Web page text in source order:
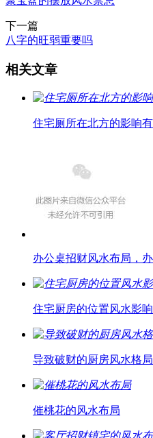
下一篇
八字的旺弱重要吗
相关文章
住宅厕所在北方的影响
办公桌招财风水布局，
住宅厨房的位置风水影响
导致破财的厨房风水格局
催桃花的风水布局